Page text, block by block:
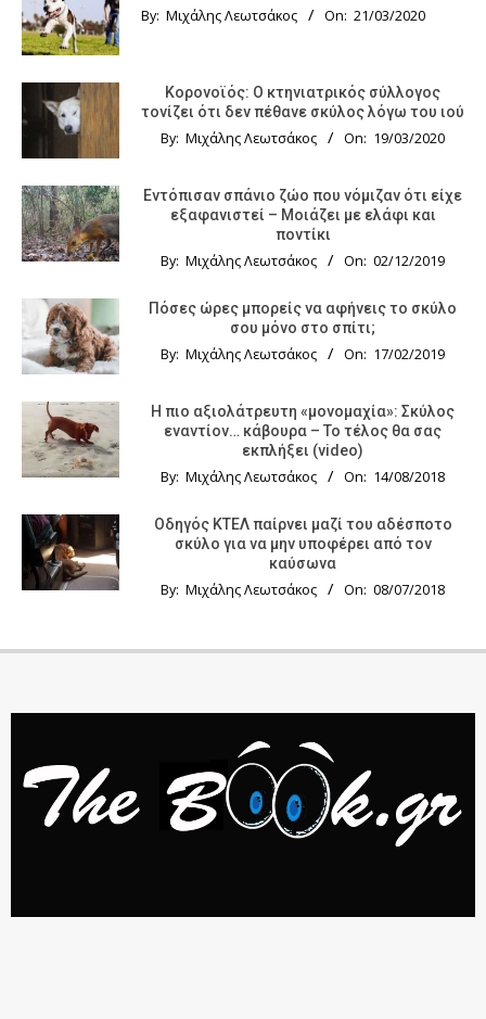
By: Μιχάλης Λεωτσάκος On: 21/03/2020
Κορονοϊός: Ο κτηνιατρικός σύλλογος
τονίζει ότι δεν πέθανε σκύλος λόγω του ιού
By: Μιχάλης Λεωτσάκος On: 19/03/2020
Εντόπισαν σπάνιο ζώο που νόμιζαν ότι είχε
εξαφανιστεί – Μοιάζει με ελάφι και
ποντίκι
By: Μιχάλης Λεωτσάκος On: 02/12/2019
Πόσες ώρες μπορείς να αφήνεις το σκύλο
σου μόνο στο σπίτι;
By: Μιχάλης Λεωτσάκος On: 17/02/2019
Η πιο αξιολάτρευτη «μονομαχία»: Σκύλος
εναντίον… κάβουρα – Το τέλος θα σας
εκπλήξει (video)
By: Μιχάλης Λεωτσάκος On: 14/08/2018
Οδηγός KTΕΛ παίρνει μαζί του αδέσποτο
σκύλο για να μην υποφέρει από τον
καύσωνα
By: Μιχάλης Λεωτσάκος On: 08/07/2018